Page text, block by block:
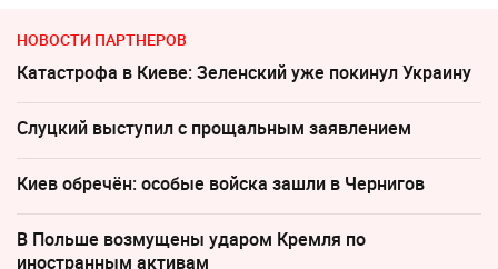
НОВОСТИ ПАРТНЕРОВ
Катастрофа в Киеве: Зеленский уже покинул Украину
Слуцкий выступил с прощальным заявлением
Киев обречён: особые войска зашли в Чернигов
В Польше возмущены ударом Кремля по
иностранным активам